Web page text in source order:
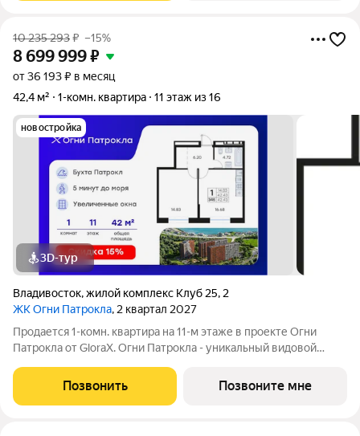
10 235 293₽ –15%
8 699 999₽
от 36 193 ₽ в месяц
42,4 м²
1-комн. квартира 11 этаж из 16
новостройка
3D-тур
Владивосток,жилой комплекс Клуб 25, 2
ЖК Огни Патрокла, 2 квартал 2027
Продается 1-комн. квартира на 11-м этаже в проекте Огни
Патрокла от GloraX. Огни Патрокла - уникальный видовой
Владивостока. Общая площадь лота составляет 42,43 кв. м, из
которых 14,83 кв. м
Позвонить Позвоните мне